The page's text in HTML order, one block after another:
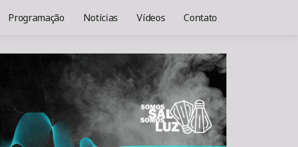
Programação Notícias Vídeos Contato